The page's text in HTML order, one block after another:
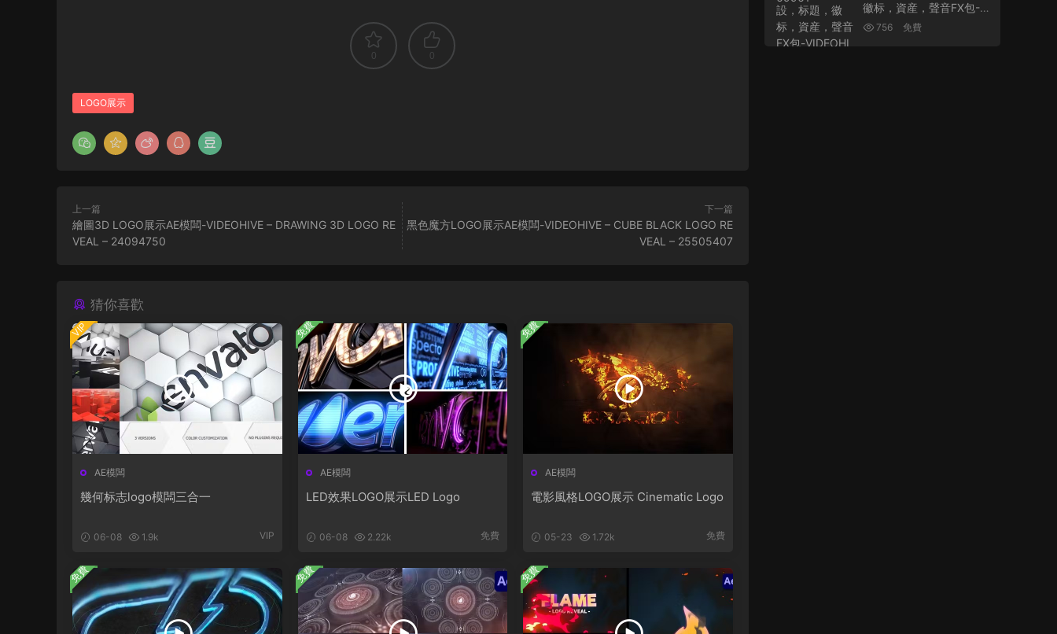
0 0
LOGO展示
上一篇
繪圖3D LOGO展示AE模闆-VIDEOHIVE – DRAWING 3D LOGO RE
VEAL – 24094750
下一篇
黑色魔方LOGO展示AE模闆-VIDEOHIVE – CUBE BLACK LOGO RE
VEAL – 25505407
猜你喜歡
AE模闆
幾何标志logo模闆三合一
06-08 1.9k VIP
VIP
AE模闆
LED效果LOGO展示LED Logo
06-08 2.22k 免費
免費
AE模闆
電影風格LOGO展示 Cinematic Logo
05-23 1.72k 免費
免費
免費 免費 免費
徽标，資産，聲音FX包-V
IDEOHIVE – GLITCH TR
756 免費